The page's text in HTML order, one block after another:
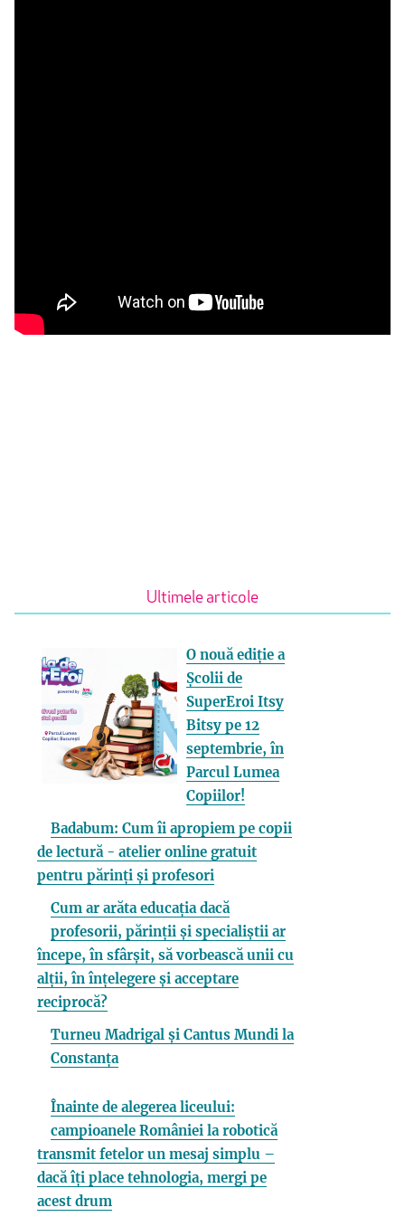
Ultimele articole
O nouă ediție a
Școlii de
SuperEroi Itsy
Bitsy pe 12
septembrie, în
Parcul Lumea
Copiilor!
Badabum: Cum îi apropiem pe copii
de lectură - atelier online gratuit
pentru părinți și profesori
Cum ar arăta educația dacă
profesorii, părinții și specialiștii ar
începe, în sfârșit, să vorbească unii cu
alții, în înțelegere și acceptare
reciprocă?
Turneu Madrigal și Cantus Mundi la
Constanța
Înainte de alegerea liceului:
campioanele României la robotică
transmit fetelor un mesaj simplu –
dacă îți place tehnologia, mergi pe
acest drum